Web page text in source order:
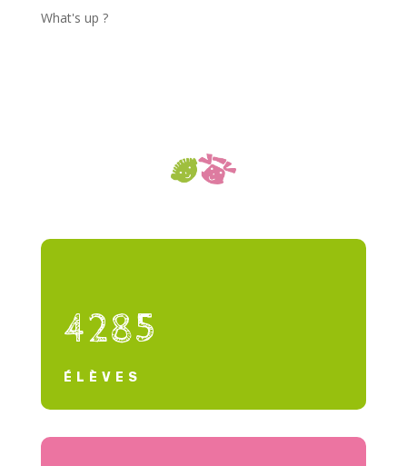
What's up ?
4285
ÉLÈVES